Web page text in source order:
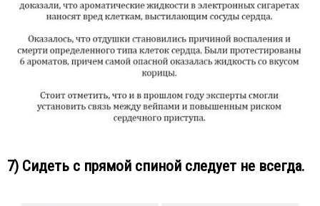
7) Сидеть с прямой спиной следует не всегда.